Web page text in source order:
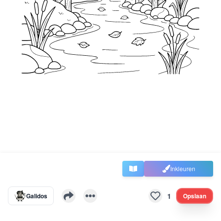
Inkleuren
Galidos 1 Opslaan